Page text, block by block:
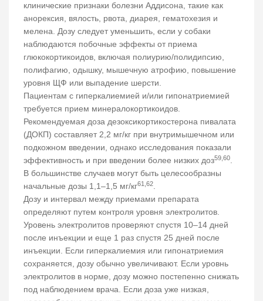
клинические признаки болезни Аддисона, такие как
анорексия, вялость, рвота, диарея, гематохезия и
мелена. Дозу следует уменьшить, если у собаки
наблюдаются побочные эффекты от приема
глюкокортикоидов, включая полиурию/полидипсию,
полифагию, одышку, мышечную атрофию, повышение
уровня ЩФ или выпадение шерсти.
Пациентам с гиперкалиемией и/или гипонатриемией
требуется прием минералокортикоидов.
Рекомендуемая доза дезоксикортикостерона пивалата
(ДОКП) составляет 2,2 мг/кг при внутримышечном или
подкожном введении, однако исследования показали
эффективность и при введении более низких доз59,60
В большинстве случаев могут быть целесообразны
начальные дозы 1,1–1,5 мг/кг61,62
Дозу и интервал между приемами препарата
определяют путем контроля уровня электролитов.
Уровень электролитов проверяют спустя 10–14 дней
после инъекции и еще 1 раз спустя 25 дней после
инъекции. Если гиперкалиемия или гипонатриемия
сохраняется, дозу обычно увеличивают. Если уровнь
электролитов в норме, дозу можно постепенно снижать
под наблюдением врача. Если доза уже низкая,